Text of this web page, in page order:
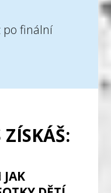
po finální
JAK